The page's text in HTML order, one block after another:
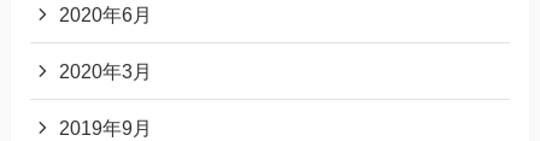
2020年6月
2020年3月
2019年9月